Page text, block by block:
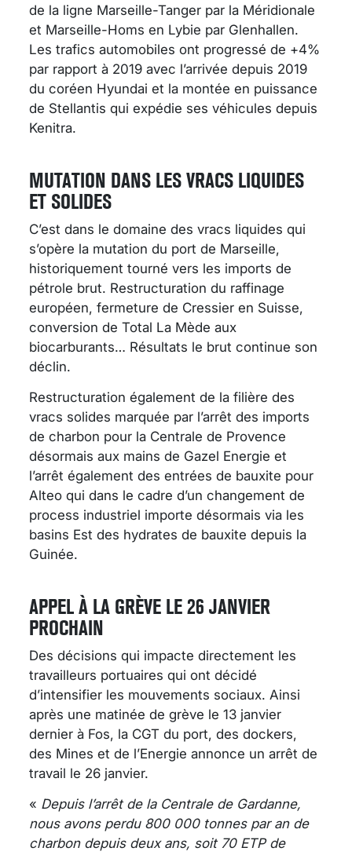
de la ligne Marseille-Tanger par la Méridionale
et Marseille-Homs en Lybie par Glenhallen.
Les trafics automobiles ont progressé de +4%
par rapport à 2019 avec l’arrivée depuis 2019
du coréen Hyundai et la montée en puissance
de Stellantis qui expédie ses véhicules depuis
Kenitra.
MUTATION DANS LES VRACS LIQUIDES
ET SOLIDES
C’est dans le domaine des vracs liquides qui
s’opère la mutation du port de Marseille,
historiquement tourné vers les imports de
pétrole brut. Restructuration du raffinage
européen, fermeture de Cressier en Suisse,
conversion de Total La Mède aux
biocarburants… Résultats le brut continue son
déclin.
Restructuration également de la filière des
vracs solides marquée par l’arrêt des imports
de charbon pour la Centrale de Provence
désormais aux mains de Gazel Energie et
l’arrêt également des entrées de bauxite pour
Alteo qui dans le cadre d’un changement de
process industriel importe désormais via les
basins Est des hydrates de bauxite depuis la
Guinée.
APPEL À LA GRÈVE LE 26 JANVIER
PROCHAIN
Des décisions qui impacte directement les
travailleurs portuaires qui ont décidé
d’intensifier les mouvements sociaux. Ainsi
après une matinée de grève le 13 janvier
dernier à Fos, la CGT du port, des dockers,
des Mines et de l’Energie annonce un arrêt de
travail le 26 janvier.
« Depuis l’arrêt de la Centrale de Gardanne,
nous avons perdu 800 000 tonnes par an de
charbon depuis deux ans, soit 70 ETP de